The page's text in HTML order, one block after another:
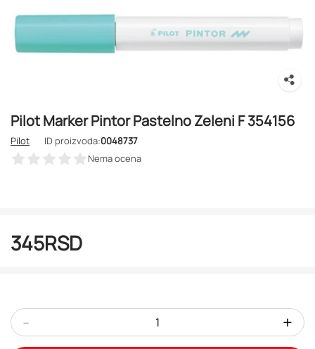
Pilot Marker Pintor Pastelno Zeleni F 354156
Pilot ID proizvoda:0048737
Nema ocena
345RSD
- +